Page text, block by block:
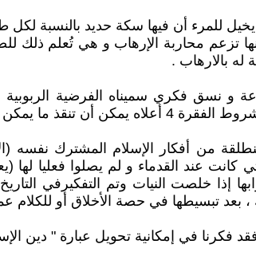
يخيل للمرء أن فيها سكة حديد بالنسبة
تزعم محاربة الإرهاب و هي تُعلم
له بالارهاب .
و نسق فكري سميناه الفرضية
ما يمكن إنقاده .
من أفكار الإسلام المشترك نفسه
كانت عند القدماء و لم يصلوا فعليا
إذا خلصت النيات وتم التفكيرفي
فكرنا في إمكانية تحويل عبارة " دين